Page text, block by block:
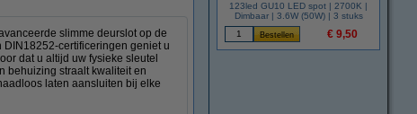
slimme deurslot op de
DIN18252-certificeringen geniet u
dat u altijd uw fysieke sleutel
behuizing straalt kwaliteit en
laten aansluiten bij elke
123led GU10 LED spot | 2700K |
Dimbaar | 3.6W (50W) | 3 stuks
€ 9,50